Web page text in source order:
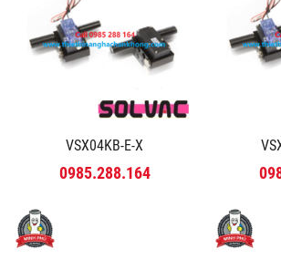
VSX04KB-E-X
0985.288.164